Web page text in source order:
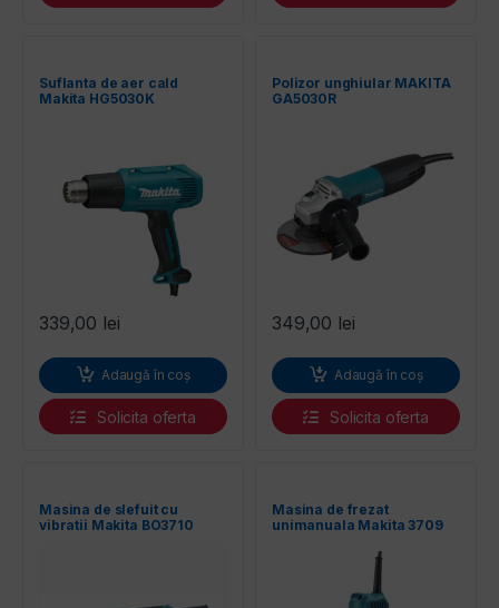
Suflanta de aer cald
Makita HG5030K
339,00 lei
Adaugă în coș
Solicita oferta
Polizor unghiular MAKITA
GA5030R
349,00 lei
Adaugă în coș
Solicita oferta
Masina de slefuit cu
vibratii Makita BO3710
Masina de frezat
unimanuala Makita 3709